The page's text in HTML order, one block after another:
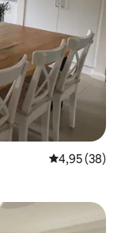
Évaluation
4,95 (38)